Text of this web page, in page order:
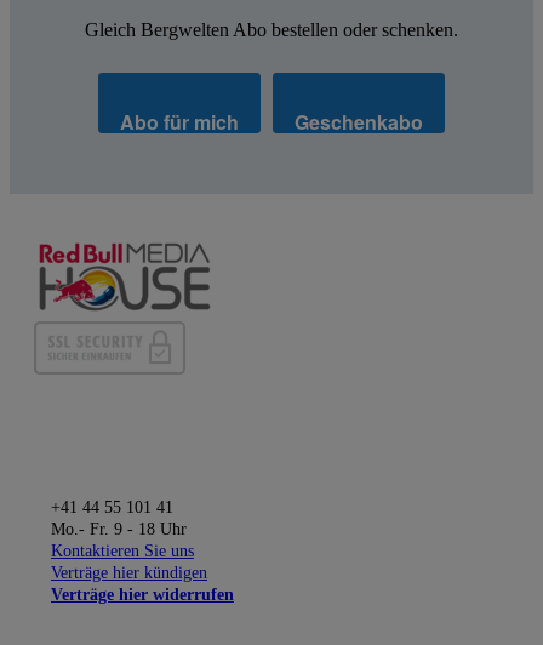
Gleich Bergwelten Abo bestellen oder schenken.
Abo für mich Geschenkabo
+41 44 55 101 41
Mo.- Fr. 9 - 18 Uhr
Kontaktieren Sie uns
Verträge hier kündigen
Verträge hier widerrufen